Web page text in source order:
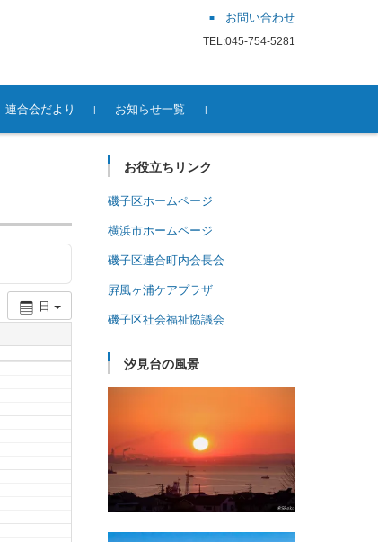
お問い合わせ
TEL:045-754-5281
連合会だより お知らせ一覧
日
お役立ちリンク
磯子区ホームページ
横浜市ホームページ
磯子区連合町内会長会
屛風ヶ浦ケアプラザ
磯子区社会福祉協議会
汐見台の風景